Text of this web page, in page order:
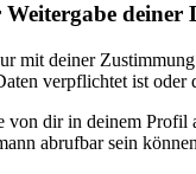
deiner
mit deiner
verpflichtet ist
von dir in deinem
abrufbar sein